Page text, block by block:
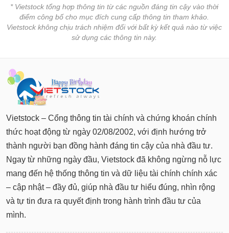
* Vietstock tổng hợp thông tin từ các nguồn đáng tin cậy vào thời
điểm công bố cho mục đích cung cấp thông tin tham khảo.
Vietstock không chịu trách nhiệm đối với bất kỳ kết quả nào từ việc
sử dụng các thông tin này.
Vietstock – Cổng thông tin tài chính và chứng khoán chính
thức hoạt động từ ngày 02/08/2002, với định hướng trở
thành người bạn đồng hành đáng tin cậy của nhà đầu tư.
Ngay từ những ngày đầu, Vietstock đã không ngừng nỗ lực
mang đến hệ thống thông tin và dữ liệu tài chính chính xác
– cập nhật – đầy đủ, giúp nhà đầu tư hiểu đúng, nhìn rộng
và tự tin đưa ra quyết định trong hành trình đầu tư của
mình.